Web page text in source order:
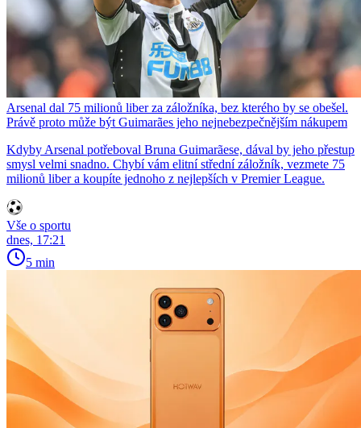
Arsenal dal 75 milionů liber za záložníka, bez kterého by se obešel.
Právě proto může být Guimarães jeho nejnebezpečnějším nákupem
Kdyby Arsenal potřeboval Bruna Guimarãese, dával by jeho přestup
smysl velmi snadno. Chybí vám elitní střední záložník, vezmete 75
milionů liber a koupíte jednoho z nejlepších v Premier League.
Vše o sportu
dnes, 17:21
5 min